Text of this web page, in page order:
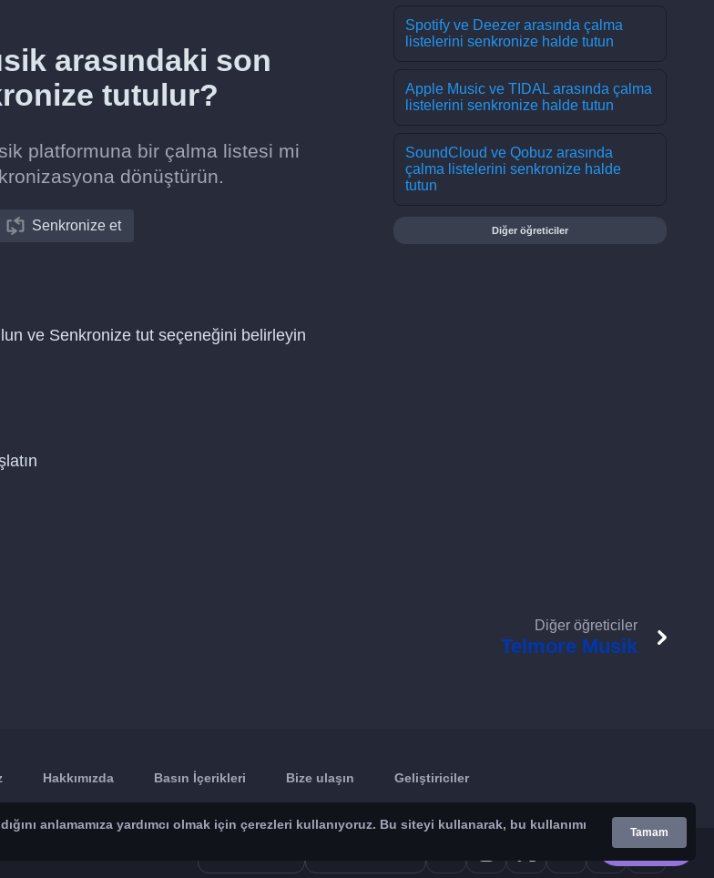
arasındaki son
tutulur?
platformuna bir çalma listesi mi
dönüştürün.
Senkronize et
ve Senkronize tut seçeneğini belirleyin
Spotify ve Deezer arasında çalma
listelerini senkronize halde tutun
Apple Music ve TIDAL arasında çalma
listelerini senkronize halde tutun
SoundCloud ve Qobuz arasında
çalma listelerini senkronize halde
tutun
Diğer öğreticiler
Diğer öğreticiler
Telmore Musik
Hakkımızda Basın İçerikleri Bize ulaşın Geliştiriciler
anlamamıza yardımcı olmak için çerezleri kullanıyoruz. Bu siteyi kullanarak, bu kullanımı
Tamam